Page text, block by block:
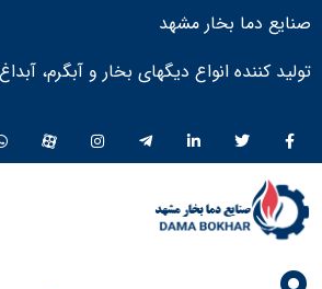
صنایع دما بخار مشهد
تولید کننده انواع دیگهای بخار و آبگرم،